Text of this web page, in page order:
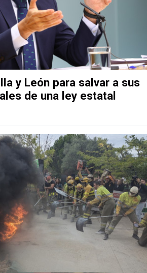
y León para salvar a sus
de una ley estatal